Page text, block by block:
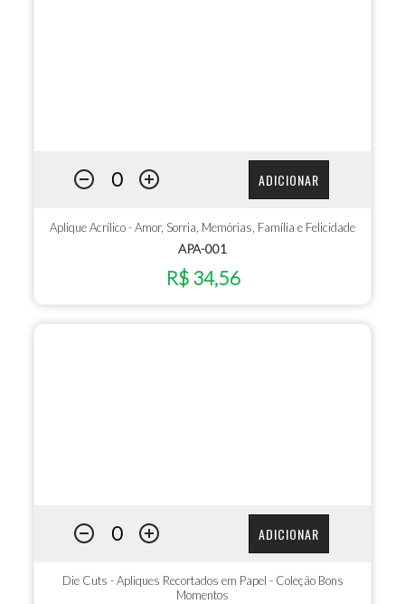
ADICIONAR
Aplique Acrílico - Amor, Sorria, Memórias, Família e Felicidade
APA-001
R$ 34,56
ADICIONAR
Die Cuts - Apliques Recortados em Papel - Coleção Bons
Momentos